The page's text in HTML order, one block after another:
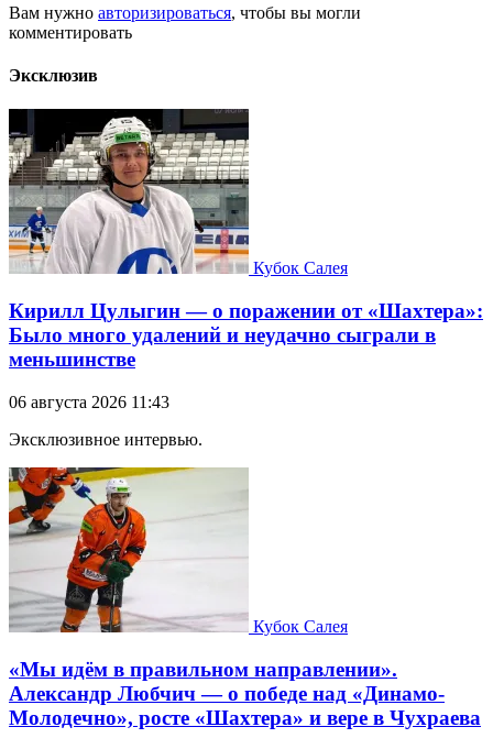
Вам нужно авторизироваться, чтобы вы могли
комментировать
Эксклюзив
Кубок Салея
Кирилл Цулыгин — о поражении от «Шахтера»:
Было много удалений и неудачно сыграли в
меньшинстве
06 августа 2026 11:43
Эксклюзивное интервью.
Кубок Салея
«Мы идём в правильном направлении».
Александр Любчич — о победе над «Динамо-
Молодечно», росте «Шахтера» и вере в Чухраева